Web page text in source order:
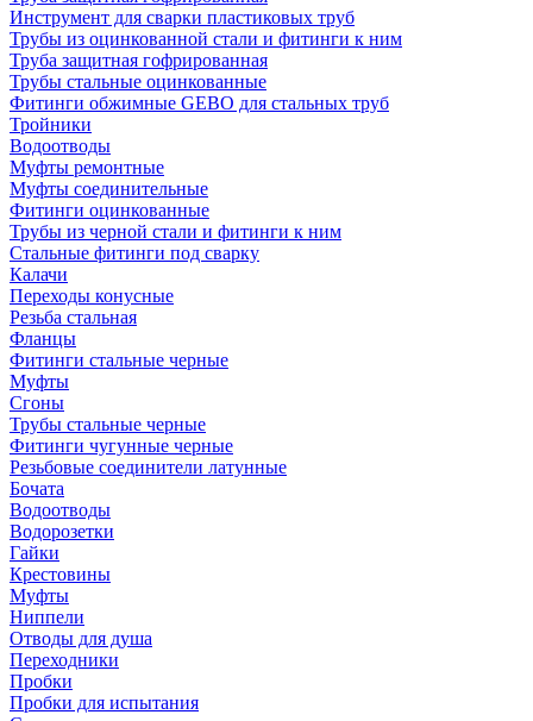
Инструмент для сварки пластиковых труб
Трубы из оцинкованной стали и фитинги к ним
Труба защитная гофрированная
Трубы стальные оцинкованные
Фитинги обжимные GEBO для стальных труб
Тройники
Водоотводы
Муфты ремонтные
Муфты соединительные
Фитинги оцинкованные
Трубы из черной стали и фитинги к ним
Стальные фитинги под сварку
Калачи
Переходы конусные
Резьба стальная
Фланцы
Фитинги стальные черные
Муфты
Сгоны
Трубы стальные черные
Фитинги чугунные черные
Резьбовые соединители латунные
Бочата
Водоотводы
Водорозетки
Гайки
Крестовины
Муфты
Ниппели
Отводы для душа
Переходники
Пробки
Пробки для испытания